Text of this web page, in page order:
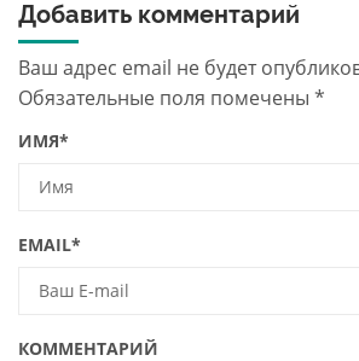
Добавить комментарий
Ваш адрес email не будет
Обязательные поля помечены *
ИМЯ*
EMAIL*
КОММЕНТАРИЙ